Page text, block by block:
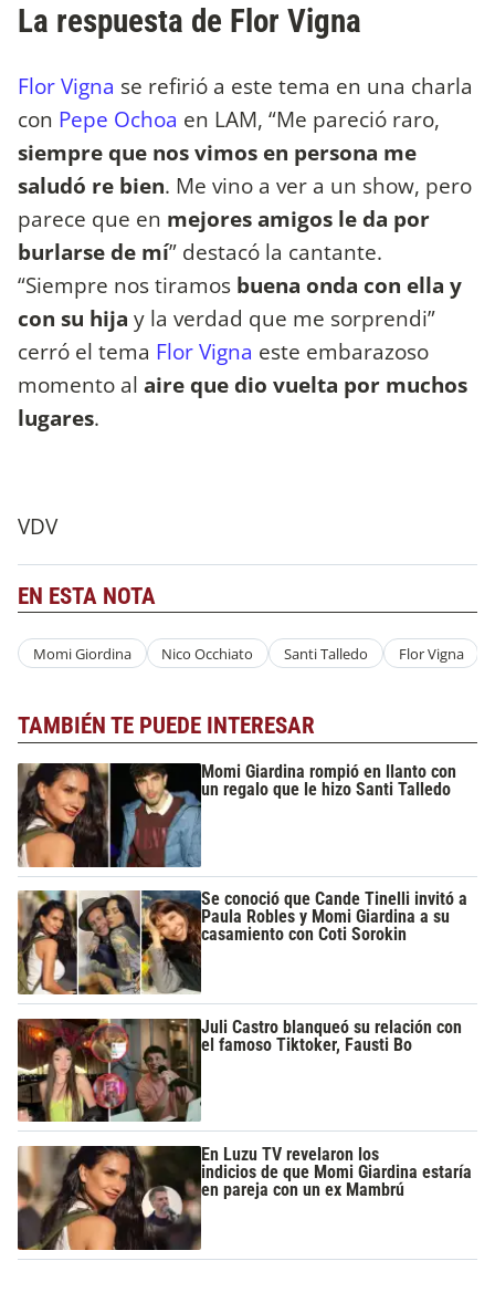
La respuesta de Flor Vigna
Flor Vigna se refirió a este tema en una charla
con Pepe Ochoa en LAM, “Me pareció raro,
siempre que nos vimos en persona me
saludó re bien. Me vino a ver a un show, pero
parece que en mejores amigos le da por
burlarse de mí” destacó la cantante.
“Siempre nos tiramos buena onda con ella y
con su hija y la verdad que me sorprendi”
cerró el tema Flor Vigna este embarazoso
momento al aire que dio vuelta por muchos
lugares.
VDV
EN ESTA NOTA
Momi Giordina Nico Occhiato Santi Talledo Flor Vigna
TAMBIÉN TE PUEDE INTERESAR
Momi Giardina rompió en llanto con
un regalo que le hizo Santi Talledo
Se conoció que Cande Tinelli invitó a
Paula Robles y Momi Giardina a su
casamiento con Coti Sorokin
Juli Castro blanqueó su relación con
el famoso Tiktoker, Fausti Bo
En Luzu TV revelaron los
indicios de que Momi Giardina estaría
en pareja con un ex Mambrú